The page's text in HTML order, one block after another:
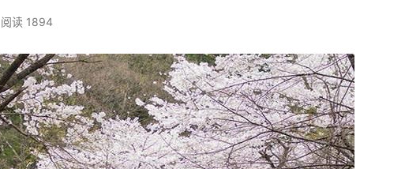
阅读 1894